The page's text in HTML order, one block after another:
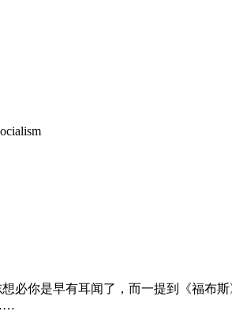
必你是早有耳闻了，而一提到《福